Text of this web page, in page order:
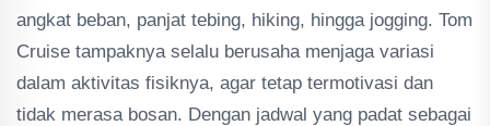
angkat beban, panjat tebing, hiking, hingga jogging. Tom
Cruise tampaknya selalu berusaha menjaga variasi
dalam aktivitas fisiknya, agar tetap termotivasi dan
tidak merasa bosan. Dengan jadwal yang padat sebagai